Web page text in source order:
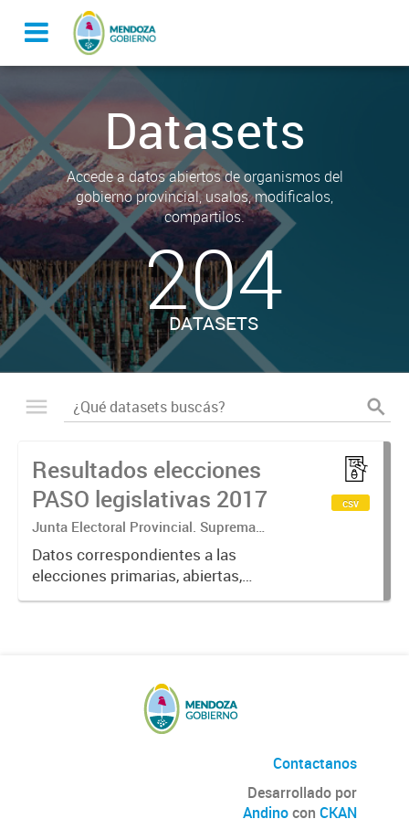
Datasets
Accede a datos abiertos de organismos del
gobierno provincial, usalos, modificalos,
compartilos.
204
DATASETS
Resultados elecciones
PASO legislativas 2017
Junta Electoral Provincial. Suprema
Corte de Justicia. Poder Judicial
Mendoza.
Datos correspondientes a las
elecciones primarias, abiertas,
simultáneas y obligatorias de
csv
Contactanos
Desarrollado por
Andinocon CKAN